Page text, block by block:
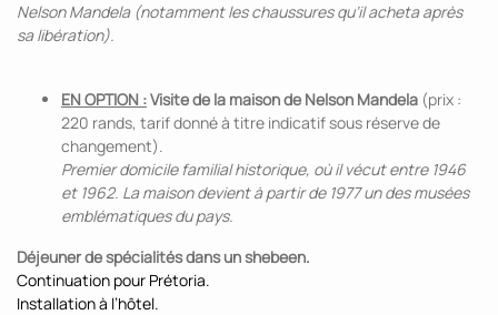
Nelson Mandela (notamment les chaussures qu’il acheta après
sa libération).
EN OPTION :Visite de la maison de Nelson Mandela (prix :
220 rands, tarif donné à titre indicatif sous réserve de
changement).
Premier domicile familial historique, où il vécut entre 1946
et 1962. La maison devient à partir de 1977 un des musées
emblématiques du pays.
Déjeuner de spécialités dans un shebeen.
Continuation pour Prétoria.
Installation à l’hôtel.